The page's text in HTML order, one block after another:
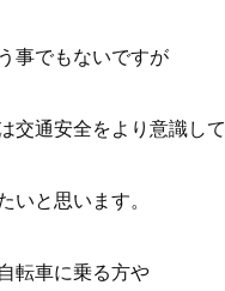
事でもないですが
交通安全をより意識して
いと思います。
転車に乗る方や